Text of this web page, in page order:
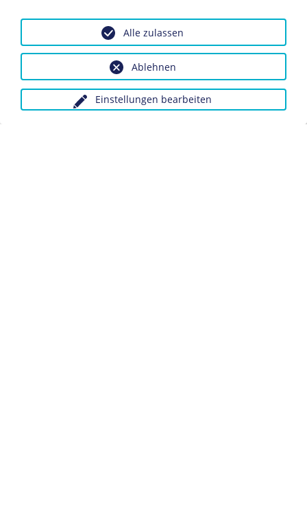
Die französische Pairs-Kammer (Oberster
Gerichtsinstanz) lehnt das von der Regierung Jean-
Baptiste de Villèle (1773-1854) verabschiedete restriktive
Pressegesetz ab. Dies löst spontane
Freudendemonstrationen der Liberalen in Paris aus.
Einstellungen bearbeiten
Ablehnen
Alle zulassen